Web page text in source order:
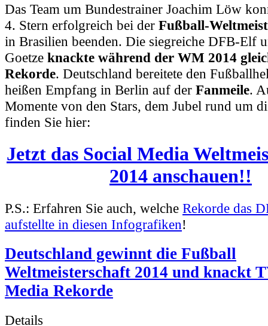
Das Team um Bundestrainer Joachim Löw
4. Stern erfolgreich bei der Fußball-
in Brasilien beenden. Die siegreiche DFB-Elf
Goetze knackte während der WM 2014
Rekorde. Deutschland bereitete den
heißen Empfang in Berlin auf der Fanmeile.
Momente von den Stars, dem Jubel rund um
finden Sie hier:
Jetzt das Social Media
2014 anschauen!!
P.S.: Erfahren Sie auch, welche Rekorde das
aufstellte in diesen Infografiken!
Deutschland gewinnt die Fußball
Weltmeisterschaft 2014 und knackt
Media Rekorde
Details